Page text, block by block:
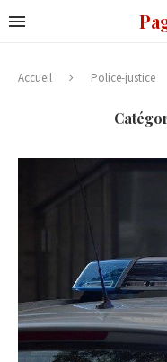
Accueil Police-justice